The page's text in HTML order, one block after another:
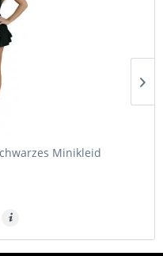
Minikleid